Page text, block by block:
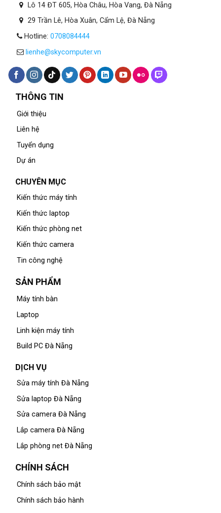
Lô 14 ĐT 605, Hòa Châu, Hòa Vang, Đà Nẵng
29 Trần Lê, Hòa Xuân, Cẩm Lệ, Đà Nẵng
Hotline: 0708084444
lienhe@skycomputer.vn
THÔNG TIN
Giới thiệu
Liên hệ
Tuyển dụng
Dự án
CHUYÊN MỤC
Kiến thức máy tính
Kiến thức laptop
Kiến thức phòng net
Kiến thức camera
Tin công nghệ
SẢN PHẨM
Máy tính bàn
Laptop
Linh kiện máy tính
Build PC Đà Nẵng
DỊCH VỤ
Sửa máy tính Đà Nẵng
Sửa laptop Đà Nẵng
Sửa camera Đà Nẵng
Lắp camera Đà Nẵng
Lắp phòng net Đà Nẵng
CHÍNH SÁCH
Chính sách bảo mật
Chính sách bảo hành